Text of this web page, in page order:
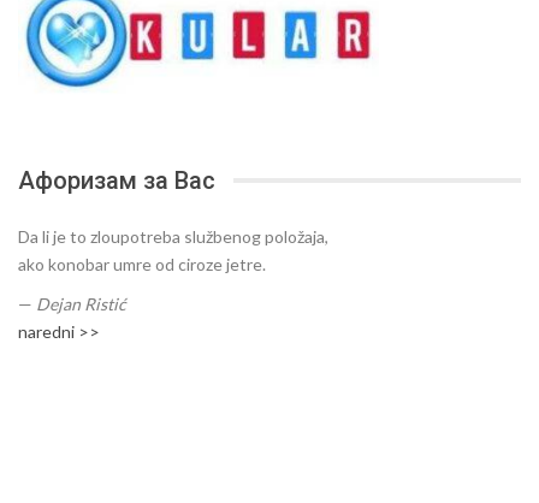
Афоризам за Вас
Da li je to zloupotreba službenog položaja,
ako konobar umre od ciroze jetre.
— Dejan Ristić
naredni >>